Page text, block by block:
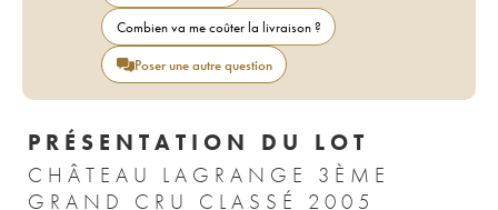
Combien va me coûter la livraison ?
Poser une autre question
PRÉSENTATION DU LOT
CHÂTEAU LAGRANGE 3ÈME
GRAND CRU CLASSÉ 2005